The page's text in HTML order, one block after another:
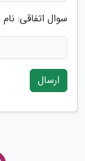
سوال اتفاقی:
ارسال